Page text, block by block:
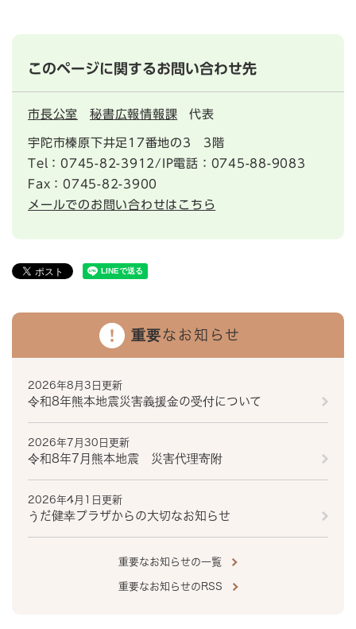
このページに関するお問い合わせ先
市長公室 秘書広報情報課 代表
宇陀市榛原下井足17番地の3 3階
Tel：0745-82-3912/IP電話：0745-88-9083
Fax：0745-82-3900
メールでのお問い合わせはこちら
重要なお知らせ
2026年8月3日更新
令和8年熊本地震災害義援金の受付について
2026年7月30日更新
令和8年7月熊本地震 災害代理寄附
2026年4月1日更新
うだ健幸プラザからの大切なお知らせ
重要なお知らせの一覧
重要なお知らせのRSS